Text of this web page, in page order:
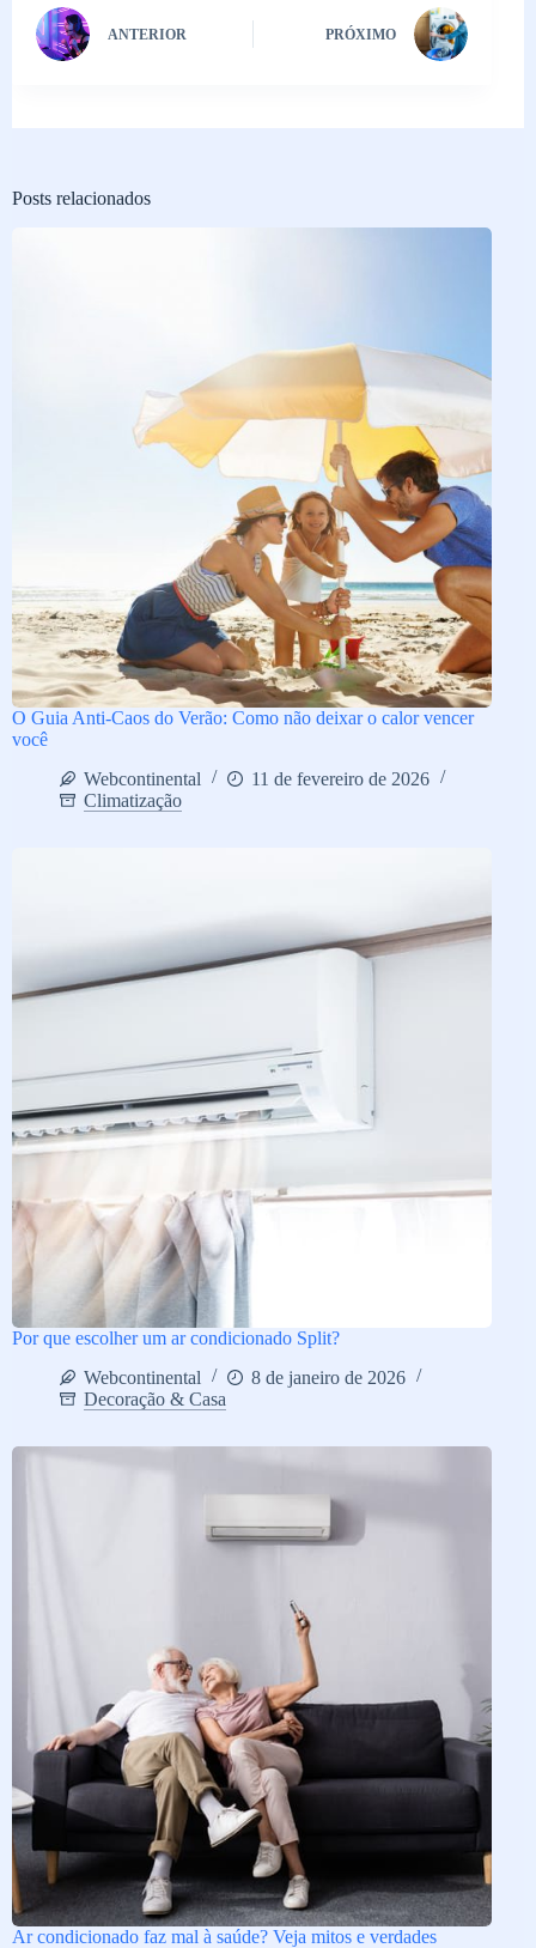
ANTERIOR PRÓXIMO
Posts relacionados
O Guia Anti-Caos do Verão: Como não deixar o calor vencer
você
Webcontinental
11 de fevereiro de 2026
Climatização
Por que escolher um ar condicionado Split?
Webcontinental
8 de janeiro de 2026
Decoração & Casa
Ar condicionado faz mal à saúde? Veja mitos e verdades